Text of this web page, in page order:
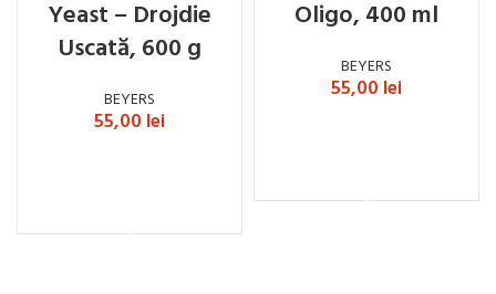
Yeast – Drojdie
Uscată, 600 g
BEYERS
55,00 lei
Oligo, 400 ml
BEYERS
55,00 lei